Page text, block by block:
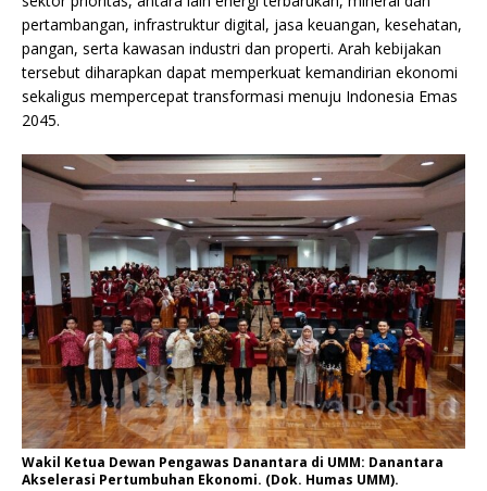
pertambangan, infrastruktur digital, jasa keuangan, kesehatan,
pangan, serta kawasan industri dan properti. Arah kebijakan
tersebut diharapkan dapat memperkuat kemandirian ekonomi
sekaligus mempercepat transformasi menuju Indonesia Emas
2045.
Wakil Ketua Dewan Pengawas Danantara di UMM: Danantara
Akselerasi Pertumbuhan Ekonomi. (Dok. Humas UMM).